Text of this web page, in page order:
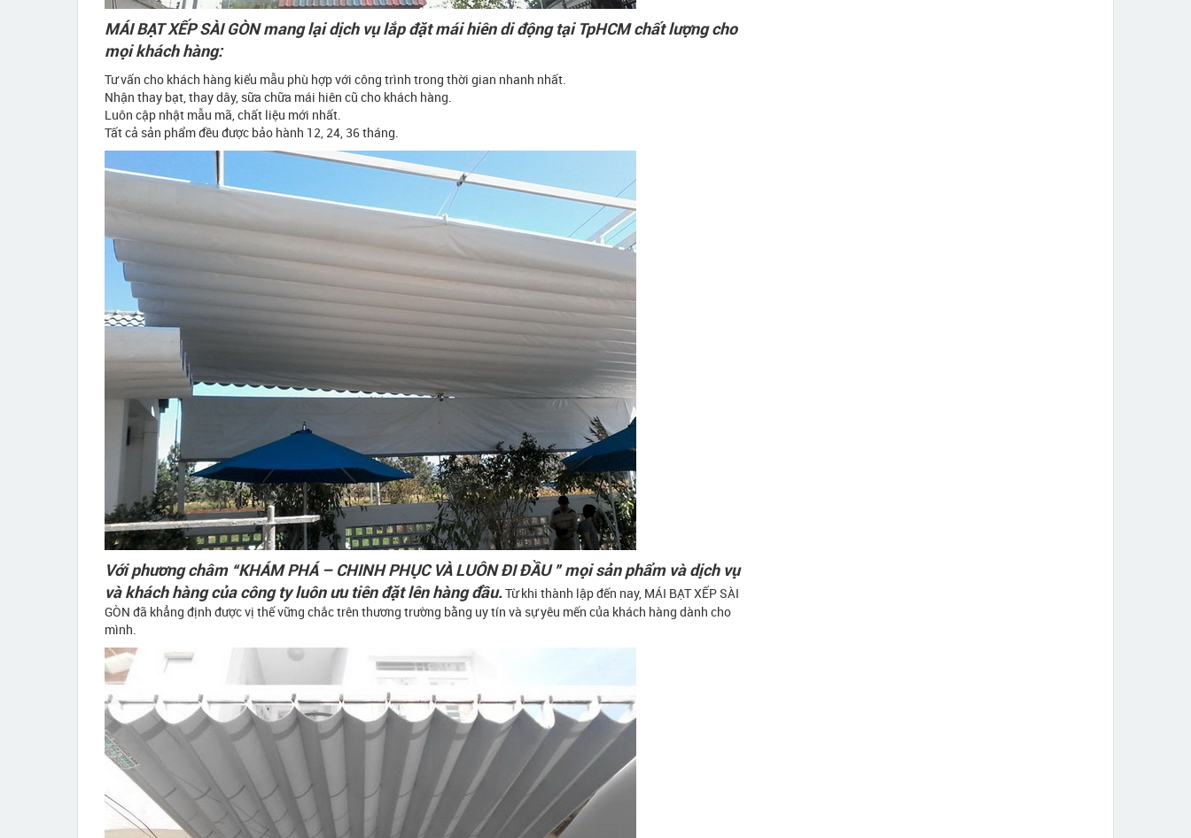
MÁI BẠT XẾP SÀI GÒN mang lại dịch vụ lắp đặt mái hiên di động tại TpHCM chất lượng cho
mọi khách hàng:
Tư vấn cho khách hàng kiểu mẫu phù hợp với công trình trong thời gian nhanh nhất.
Nhận thay bạt, thay dây, sữa chữa mái hiên cũ cho khách hàng.
Luôn cập nhật mẫu mã, chất liệu mới nhất.
Tất cả sản phẩm đều được bảo hành 12, 24, 36 tháng.
Với phương châm “KHÁM PHÁ – CHINH PHỤC VÀ LUÔN ĐI ĐẦU ” mọi sản phẩm và dịch vụ
và khách hàng của công ty luôn ưu tiên đặt lên hàng đầu.Từ khi thành lập đến nay, MÁI BẠT XẾP SÀI
GÒN đã khẳng định được vị thế vững chắc trên thương trường bằng uy tín và sự yêu mến của khách hàng dành cho
mình.